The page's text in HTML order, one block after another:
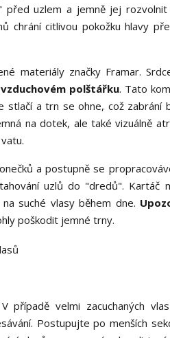
před uzlem a jemně jej
chrání citlivou pokožku hlavy
materiály značky Framar.
vzduchovém polštářku. Tato
a trn se ohne, což zabrání
na dotek, ale také vizuálně
a postupně se
uzlů do "dredů". Kartáč
suché vlasy během dne.
poškodit jemné trny.
případě velmi zacuchaných
Postupujte po menších